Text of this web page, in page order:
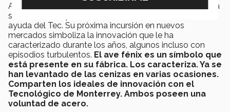
Ahora la Universidad Corporativa de AHMSA mantendrá
su crecimiento para abrir el resto de las escuelas con la
ayuda del Tec. Su próxima incursión en nuevos
mercados simboliza la innovación que le ha
caracterizado durante los años, algunos incluso con
episodios turbulentos. El ave fénix es un símbolo que
está presente en su fábrica. Los caracteriza. Ya se
han levantado de las cenizas en varias ocasiones.
Comparten los ideales de innovación con el
Tecnológico de Monterrey. Ambos poseen una
voluntad de acero.